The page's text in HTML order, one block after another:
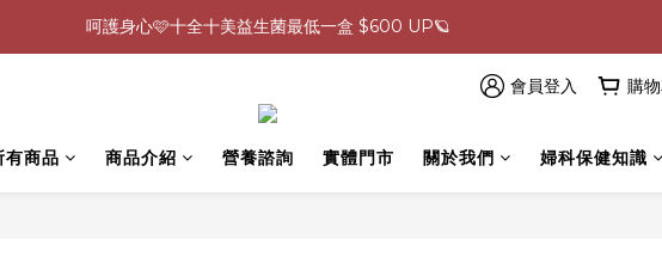
0805-0808指定商品滿$2000結帳88折💖
生理期救星！暖宮調理組限時優惠✨
會員登入 購
有商品 商品介紹 營養諮詢 實體門市 關於我們 婦科保健知識